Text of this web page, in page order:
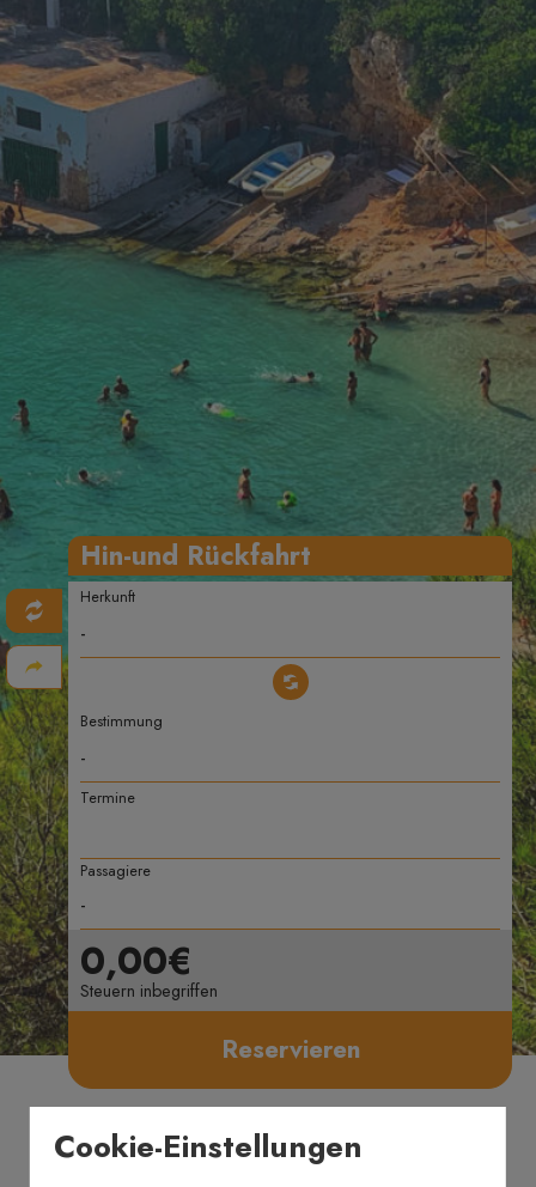
Hin-und Rückfahrt
Herkunft
Bestimmung
Termine
Passagiere
0,00€
Steuern inbegriffen
Reservieren
BUSVERMIETUNG
Cookie-Einstellungen